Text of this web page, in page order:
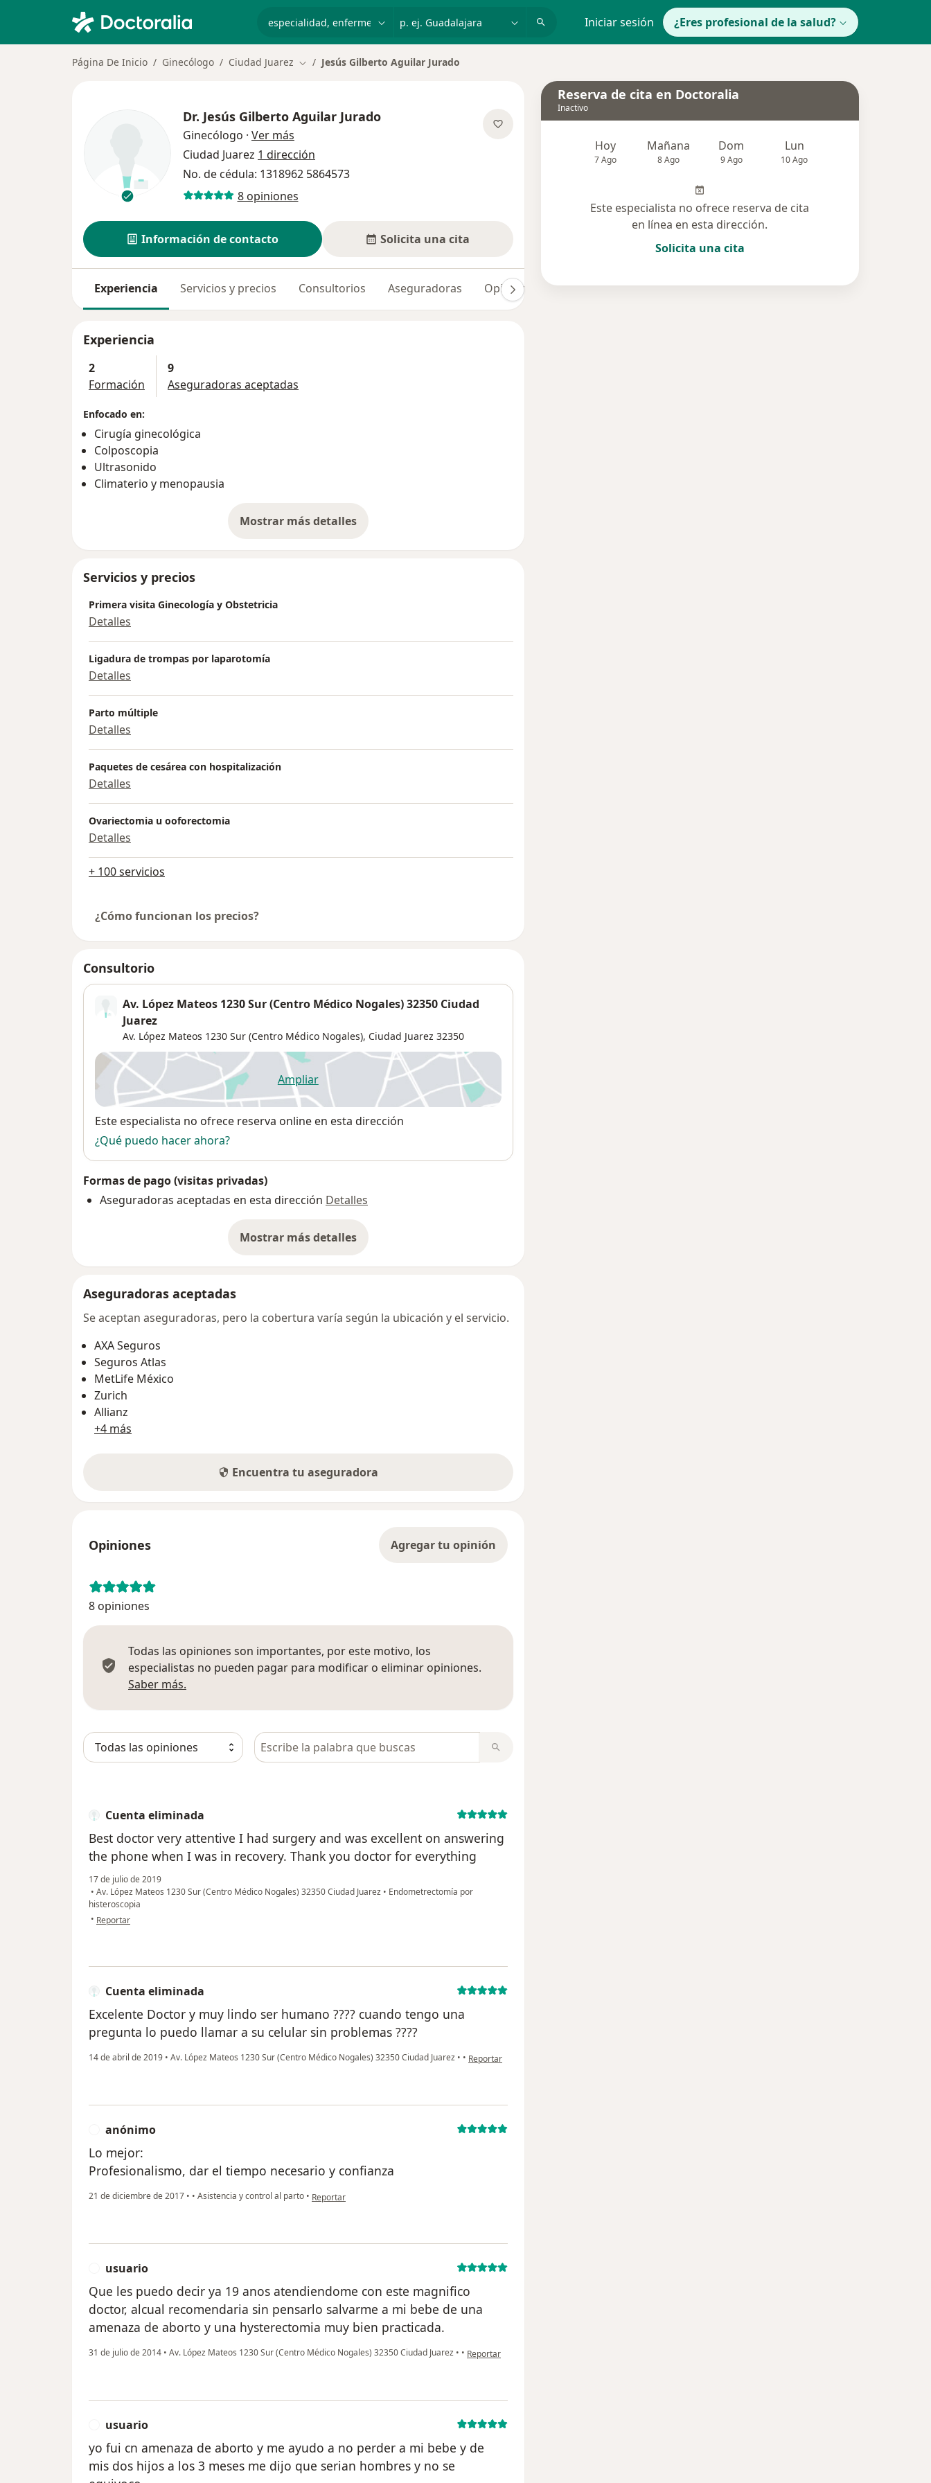
Iniciar sesión ¿Eres profesional de la salud?
Página De Inicio Ginecólogo Ciudad Juarez Cambiar de ciudad
Jesús Gilberto Aguilar Jurado
Dr. Jesús Gilberto Aguilar Jurado
Ginecólogo · Ver más
Ciudad Juarez 1 dirección
No. de cédula: 1318962 5864573
8 opiniones
Información de contacto Solicita una cita
Experiencia Servicios y precios Consultorios Aseguradoras Opiniones (8) Dudas solucionadas (3)
Experiencia
2
Formación
9
Aseguradoras aceptadas
Enfocado en:
Cirugía ginecológica
Colposcopia
Ultrasonido
Climaterio y menopausia
Mostrar más detalles
sobre la experiencia
Servicios y precios
Primera visita Ginecología y Obstetricia
Detalles
Ligadura de trompas por laparotomía
Detalles
Parto múltiple
Detalles
Paquetes de cesárea con hospitalización
Detalles
Ovariectomia u ooforectomia
Detalles
+ 100 servicios
¿Cómo funcionan los precios?
Consultorio
Av. López Mateos 1230 Sur (Centro Médico Nogales) 32350 Ciudad
Juarez
Av. López Mateos 1230 Sur (Centro Médico Nogales), Ciudad Juarez 32350
Ampliarse abre en una nueva pestaña
Disponibilidad
Este especialista no ofrece reserva online en esta dirección
¿Qué puedo hacer ahora?
Formas de pago (visitas privadas)
Aseguradoras aceptadas en esta dirección Detalles
Mostrar más detalles
sobre la dirección
Aseguradoras aceptadas
Se aceptan aseguradoras, pero la cobertura varía según la ubicación y el servicio.
AXA Seguros
Seguros Atlas
MetLife México
Zurich
Allianz
+4 más
Encuentra tu aseguradora
Opiniones Agregar tu opinión
8 opiniones
Todas las opiniones son importantes, por este motivo, los
especialistas no pueden pagar para modificar o eliminar opiniones.
Saber más.
Busca en opiniones
Cuenta eliminada
Best doctor very attentive I had surgery and was excellent on answering
the phone when I was in recovery. Thank you doctor for everything
17 de julio de 2019
• Av. López Mateos 1230 Sur (Centro Médico Nogales) 32350 Ciudad Juarez • Endometrectomía por
histeroscopia
• en opinión del usuario Cuenta eliminada
Reportar
Cuenta eliminada
Excelente Doctor y muy lindo ser humano ???? cuando tengo una
pregunta lo puedo llamar a su celular sin problemas ????
14 de abril de 2019 • Av. López Mateos 1230 Sur (Centro Médico Nogales) 32350 Ciudad Juarez • • en opinión del usuario Cuenta eliminada
Reportar
anónimo
Lo mejor:
Profesionalismo, dar el tiempo necesario y confianza
21 de diciembre de 2017 • • Asistencia y control al parto • en opinión del usuario anónimo
Reportar
usuario
Que les puedo decir ya 19 anos atendiendome con este magnifico
doctor, alcual recomendaria sin pensarlo salvarme a mi bebe de una
amenaza de aborto y una hysterectomia muy bien practicada.
31 de julio de 2014 • Av. López Mateos 1230 Sur (Centro Médico Nogales) 32350 Ciudad Juarez • • en opinión del usuario usuario
Reportar
usuario
yo fui cn amenaza de aborto y me ayudo a no perder a mi bebe y de
mis dos hijos a los 3 meses me dijo que serian hombres y no se
Reserva de cita en Doctoralia
Inactivo
Hoy
7 Ago
Mañana
8 Ago
Dom
9 Ago
Lun
10 Ago
Este especialista no ofrece reserva de cita
en línea en esta dirección.
Solicita una cita